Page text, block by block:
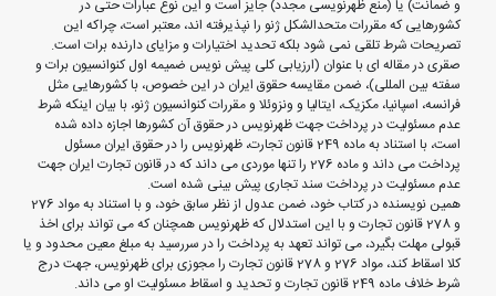
و ضمانت) یا (منع ظهرنویسی مجدد) جایز است و این نوع عبارات حتی در
کشورهایی که مقررات متحدالشکل ژنو را نپذیرفته اند، معتبر است، چراکه این
تصریحات شرط تلقی نمی شود بلکه تحدید اختیارات و مزایای دارنده برات است.
صقری در مقاله ای با عنوان (ارزیابی کلی پیش نویس ضمیمه اول کنوانسیون برات و
سفته بین المللی)، ضمن مقایسه حقوق ایران در این خصوص، با کشورهایی مثل
فرانسه، اسپانیا، مکزیک، ایتالیا و ونزوئلا و مقررات کنوانسیون ژنو، با بیان اینکه شرط
عدم مسئولیت در پرداخت جهت ظهرنویس در حقوق آن کشورها اجازه داده شده
است، با استناد به ماده 249 قانون تجارت، ظهرنویس را در حقوق ایران مسئول
پرداخت می داند و ماده 276 را تنها موردی می داند که در قانون تجارت ایران جهت
عدم مسئولیت در پرداخت سند تجاری پیش بینی شده است.
همین نویسنده در کتاب خود، ضمن عدول از نظر سابق خود، و با استناد به مواد 276
و 278 قانون تجارت و با این استدلال که ظهرنویس همچنان که می تواند برای اخذ
قبولی مهلت بگیرد، می تواند تعهد به پرداخت را در سررسید به مبلغ معین محدود و یا
کلا اسقاط کند، مواد 276 و 278 قانون تجارت را مجوزی برای ظهرنویس، جهت درج
شرط خلاف ماده 249 قانون تجارت و تحدید و اسقاط مسئولیت او می داند.